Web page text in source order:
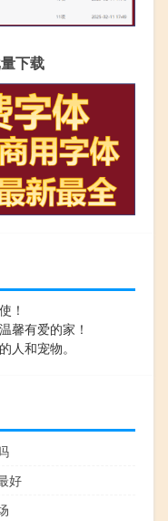
下载
！
馨有爱的家！
人和宠物。
好